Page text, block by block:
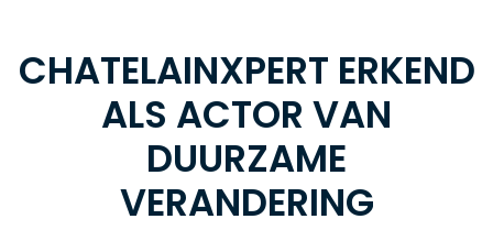
CHATELAINXPERT ERKEND
ALS ACTOR VAN
DUURZAME
VERANDERING